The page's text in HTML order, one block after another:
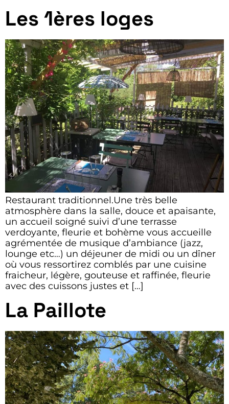
Les 1ères loges
Restaurant traditionnel.Une très belle
atmosphère dans la salle, douce et apaisante,
un accueil soigné suivi d’une terrasse
verdoyante, fleurie et bohème vous accueille
agrémentée de musique d’ambiance (jazz,
lounge etc…) un déjeuner de midi ou un dîner
où vous ressortirez comblés par une cuisine
fraicheur, légère, gouteuse et raffinée, fleurie
avec des cuissons justes et […]
La Paillote